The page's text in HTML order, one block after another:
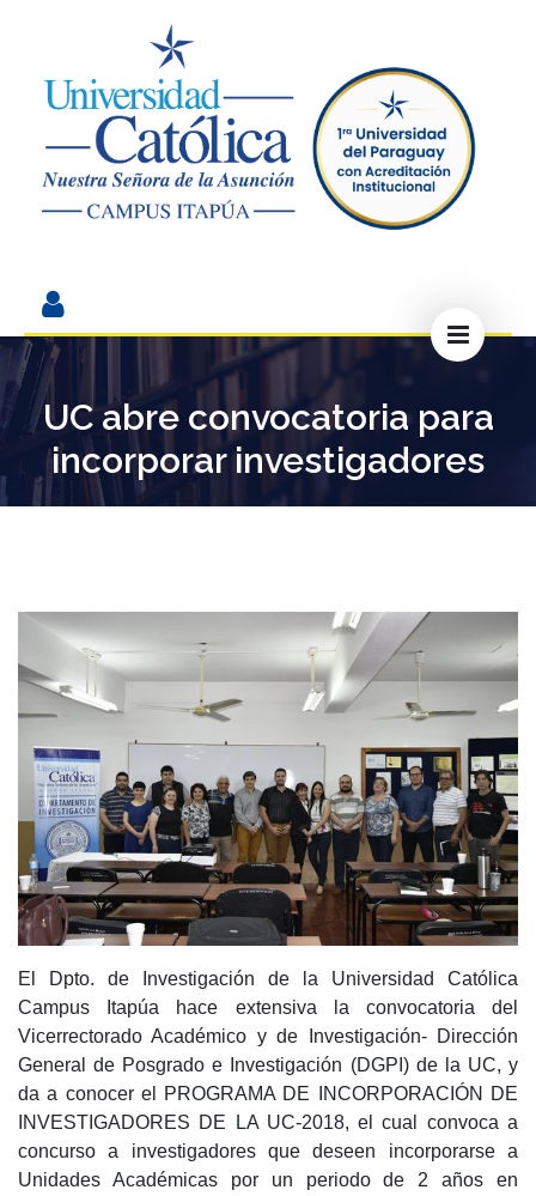
UC abre convocatoria para
incorporar investigadores
El Dpto. de Investigación de la Universidad Católica
Campus Itapúa hace extensiva la convocatoria del
Vicerrectorado Académico y de Investigación- Dirección
General de Posgrado e Investigación (DGPI) de la UC, y
da a conocer el PROGRAMA DE INCORPORACIÓN DE
INVESTIGADORES DE LA UC-2018, el cual convoca a
concurso a investigadores que deseen incorporarse a
Unidades Académicas por un periodo de 2 años en